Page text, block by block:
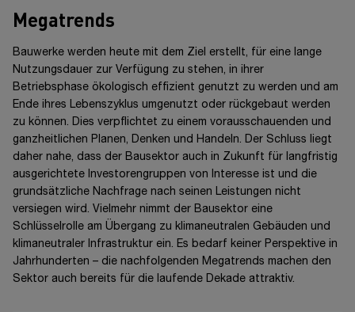
Megatrends
Bauwerke werden heute mit dem Ziel erstellt, für eine lange
Nutzungsdauer zur Verfügung zu stehen, in ihrer
Betriebsphase ökologisch effizient genutzt zu werden und am
Ende ihres Lebenszyklus umgenutzt oder rückgebaut werden
zu können. Dies verpflichtet zu einem vorausschauenden und
ganzheitlichen Planen, Denken und Handeln. Der Schluss liegt
daher nahe, dass der Bausektor auch in Zukunft für langfristig
ausgerichtete Investorengruppen von Interesse ist und die
grundsätzliche Nachfrage nach seinen Leistungen nicht
versiegen wird. Vielmehr nimmt der Bausektor eine
Schlüsselrolle am Übergang zu klimaneutralen Gebäuden und
klimaneutraler Infrastruktur ein. Es bedarf keiner Perspektive in
Jahrhunderten – die nachfolgenden Megatrends machen den
Sektor auch bereits für die laufende Dekade attraktiv.